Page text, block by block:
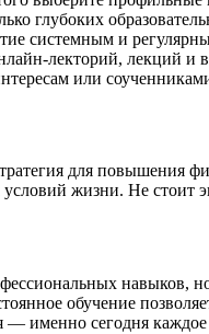
глубоких
системным и
лекторий, лекций и
или
для повышения
жизни. Не стоит
навыков,
обучение
именно сегодня